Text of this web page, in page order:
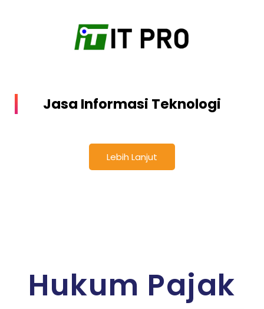
Jasa Informasi Teknologi
Lebih Lanjut
Hukum Pajak